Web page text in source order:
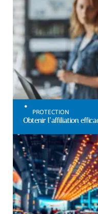
PROTECTION
Obtenir l’affiliation